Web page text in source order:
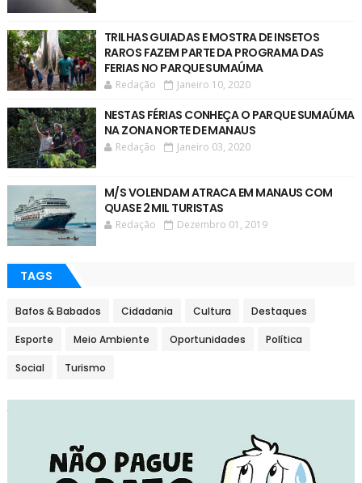
TRILHAS GUIADAS E MOSTRA DE INSETOS
RAROS FAZEM PARTE DA PROGRAMA DAS
FERIAS NO PARQUE SUMAÚMA
Redação Janeiro 10, 2020
NESTAS FÉRIAS CONHEÇA O PARQUE SUMAÚMA
NA ZONA NORTE DE MANAUS
Redação Janeiro 03, 2020
M/S VOLENDAM ATRACA EM MANAUS COM
QUASE 2 MIL TURISTAS
Redação Dezembro 01, 2019
TAGS
Bafos & Babados Cidadania Cultura Destaques
Esporte Meio Ambiente Oportunidades Política
Social Turismo